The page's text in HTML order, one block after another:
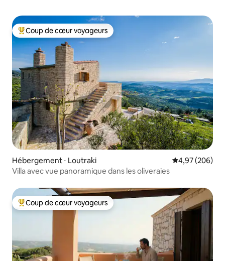
Coups de cœur voyageurs les plus appréciés
Coup de cœur voyageurs
Hébergement ⋅ Loutraki Évaluation
4,97 (206)
Villa avec vue panoramique dans les oliveraies
Coups de cœur voyageurs les plus appréciés
Coup de cœur voyageurs